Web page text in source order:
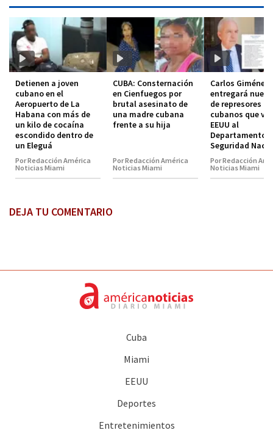
Detienen a joven
cubano en el
Aeropuerto de La
Habana con más de
un kilo de cocaína
escondido dentro de
un Eleguá
Por Redacción América
Noticias Miami
CUBA: Consternación
en Cienfuegos por
brutal asesinato de
una madre cubana
frente a su hija
Por Redacción América
Noticias Miami
Carlos Giménez
entregará
de represores
cubanos que
EEUU al
Departamento
Seguridad
Por Redacción
Noticias Miami
DEJA TU COMENTARIO
Cuba
Miami
EEUU
Deportes
Entretenimientos